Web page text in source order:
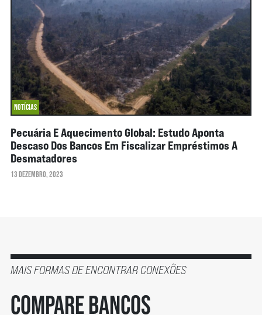
NOTÍCIAS
Pecuária E Aquecimento Global: Estudo Aponta
Descaso Dos Bancos Em Fiscalizar Empréstimos A
Desmatadores
13 DEZEMBRO, 2023
MAIS FORMAS DE ENCONTRAR CONEXÕES
Compare bancos